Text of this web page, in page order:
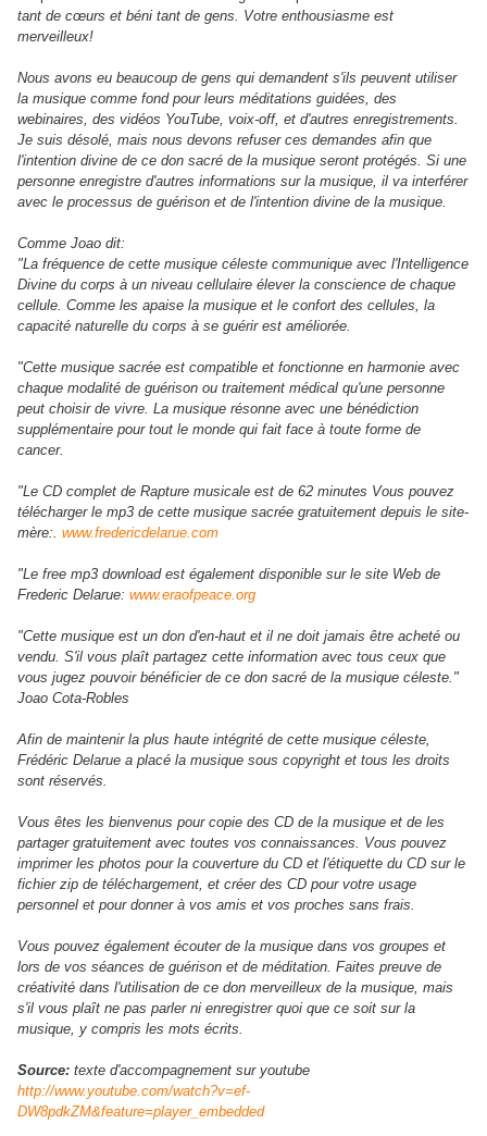
tant de cœurs et béni tant de gens. Votre enthousiasme est
merveilleux!
Nous avons eu beaucoup de gens qui demandent s'ils peuvent utiliser
la musique comme fond pour leurs méditations guidées, des
webinaires, des vidéos YouTube, voix-off, et d'autres enregistrements.
Je suis désolé, mais nous devons refuser ces demandes afin que
l'intention divine de ce don sacré de la musique seront protégés. Si une
personne enregistre d'autres informations sur la musique, il va interférer
avec le processus de guérison et de l'intention divine de la musique.
Comme Joao dit:
"La fréquence de cette musique céleste communique avec l'Intelligence
Divine du corps à un niveau cellulaire élever la conscience de chaque
cellule. Comme les apaise la musique et le confort des cellules, la
capacité naturelle du corps à se guérir est améliorée.
"Cette musique sacrée est compatible et fonctionne en harmonie avec
chaque modalité de guérison ou traitement médical qu'une personne
peut choisir de vivre. La musique résonne avec une bénédiction
supplémentaire pour tout le monde qui fait face à toute forme de
cancer.
"Le CD complet de Rapture musicale est de 62 minutes Vous pouvez
télécharger le mp3 de cette musique sacrée gratuitement depuis le site-
mère:. www.fredericdelarue.com
"Le free mp3 download est également disponible sur le site Web de
Frederic Delarue: www.eraofpeace.org
"Cette musique est un don d'en-haut et il ne doit jamais être acheté ou
vendu. S'il vous plaît partagez cette information avec tous ceux que
vous jugez pouvoir bénéficier de ce don sacré de la musique céleste."
Joao Cota-Robles
Afin de maintenir la plus haute intégrité de cette musique céleste,
Frédéric Delarue a placé la musique sous copyright et tous les droits
sont réservés.
Vous êtes les bienvenus pour copie des CD de la musique et de les
partager gratuitement avec toutes vos connaissances. Vous pouvez
imprimer les photos pour la couverture du CD et l'étiquette du CD sur le
fichier zip de téléchargement, et créer des CD pour votre usage
personnel et pour donner à vos amis et vos proches sans frais.
Vous pouvez également écouter de la musique dans vos groupes et
lors de vos séances de guérison et de méditation. Faites preuve de
créativité dans l'utilisation de ce don merveilleux de la musique, mais
s'il vous plaît ne pas parler ni enregistrer quoi que ce soit sur la
musique, y compris les mots écrits.
Source: texte d'accompagnement sur youtube
http://www.youtube.com/watch?v=ef-
DW8pdkZM&feature=player_embedded